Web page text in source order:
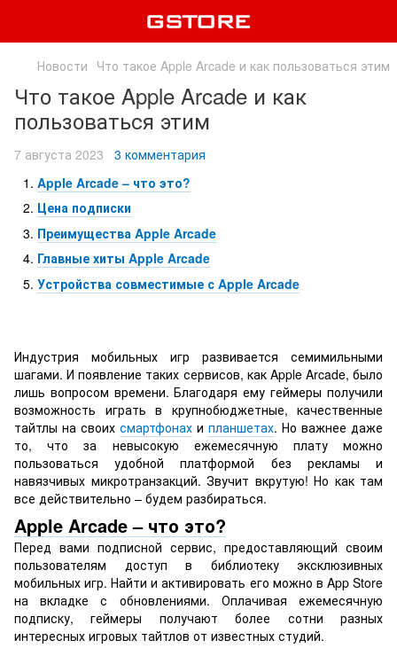
Новости Что такое Apple Arcade и как пользоваться этим
Что такое Apple Arcade и как
пользоваться этим
7 августа 2023
3 комментария
Apple Arcade – что это?
Цена подписки
Преимущества Apple Arcade
Главные хиты Apple Arcade
Устройства совместимые с Apple Arcade
Индустрия мобильных игр развивается семимильными
шагами. И появление таких сервисов, как Apple Arcade, было
лишь вопросом времени. Благодаря ему геймеры получили
возможность играть в крупнобюджетные, качественные
тайтлы на своих смартфонах и планшетах. Но важнее даже
то, что за невысокую ежемесячную плату можно
пользоваться удобной платформой без рекламы и
навязчивых микротранзакций. Звучит вкрутую! Но как там
все действительно – будем разбираться.
Apple Arcade – что это?
Перед вами подписной сервис, предоставляющий своим
пользователям доступ в библиотеку эксклюзивных
мобильных игр. Найти и активировать его можно в App Store
на вкладке с обновлениями. Оплачивая ежемесячную
подписку, геймеры получают более сотни разных
интересных игровых тайтлов от известных студий.